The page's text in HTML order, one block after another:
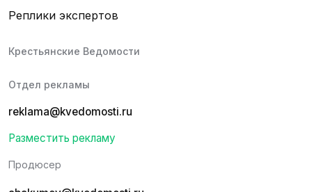
Реплики экспертов
Крестьянские Ведомости
Отдел рекламы
reklama@kvedomosti.ru
Разместить рекламу
Продюсер